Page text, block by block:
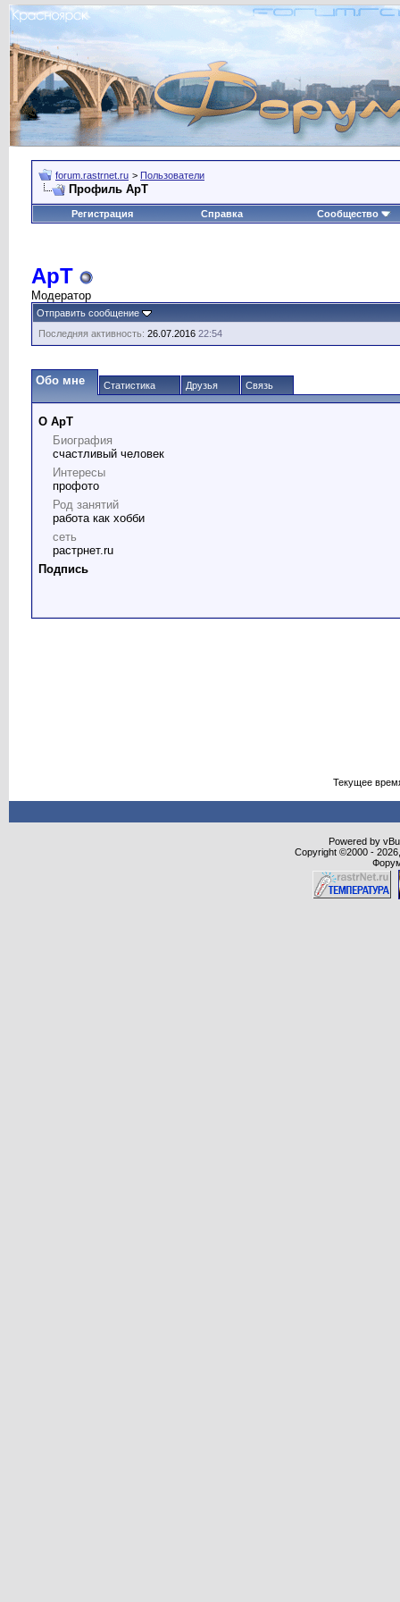
forum.rastrnet.ru > Пользователи
Профиль ApT
Регистрация Справка Сообщество
ApT
Модератор
Отправить сообщение
Последняя активность: 26.07.2016 22:54
Обо мне Статистика Друзья Связь
О ApT
Биография
счастливый человек
Интересы
профото
Род занятий
работа как хобби
сеть
растрнет.ru
Подпись
Текущее
Powered by
Copyright ©2000 -